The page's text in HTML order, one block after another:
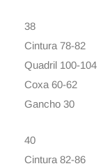
38
Cintura 78-82
Quadril 100-104
Coxa 60-62
Gancho 30
40
Cintura 82-86